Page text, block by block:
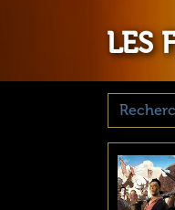
LES